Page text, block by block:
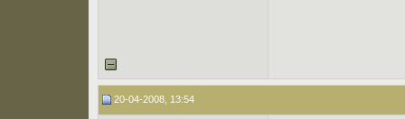
20-04-2008, 13:54